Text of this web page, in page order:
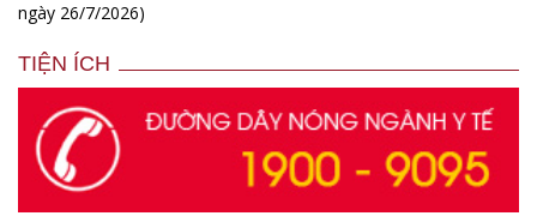
ngày 26/7/2026)
TIỆN ÍCH